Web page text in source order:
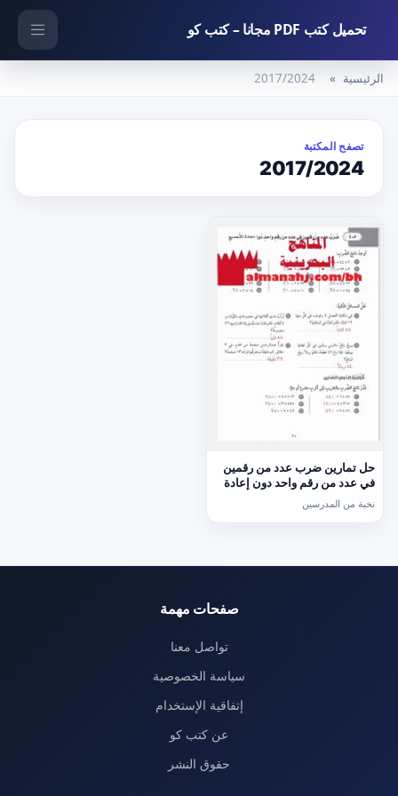
تحميل كتب PDF مجانا – كتب كو
الرئيسية 2017/2024
تصفح المكتبة
2017/2024
حل تمارين ضرب عدد من رقمين
في عدد من رقم واحد دون إعادة
نخبة من المدرسين
صفحات مهمة
تواصل معنا
سياسة الخصوصية
إتفاقية الإستخدام
عن كتب كو
حقوق النشر